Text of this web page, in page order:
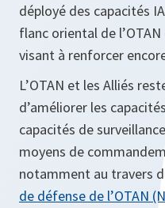
déployé des capacités
flanc oriental de
visant à renforcer
L’OTAN et les Alliés
d’améliorer les
capacités de
moyens de
notamment au travers
de défense de l’OTAN